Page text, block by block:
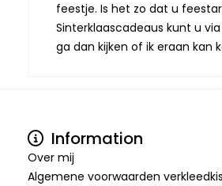
feestje. Is het zo dat u
Sinterklaascadeaus kunt u
ga dan kijken of ik eraan kan
Information
Over mij
Algemene voorwaarden